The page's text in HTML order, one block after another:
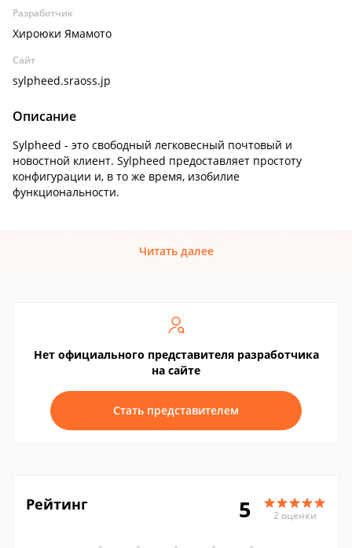
Разработчик
Хироюки Ямамото
Сайт
sylpheed.sraoss.jp
Описание
Sylpheed - это свободный легковесный почтовый и
новостной клиент. Sylpheed предоставляет простоту
конфигурации и, в то же время, изобилие
функциональности.
Читать далее
Нет официального представителя разработчика
на сайте
Стать представителем
Рейтинг 5 2 оценки